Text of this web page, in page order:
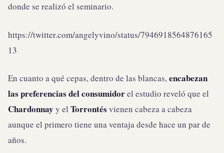
donde se realizó el seminario.
https://twitter.com/angelyvino/status/7946918564876165
13
En cuanto a qué cepas, dentro de las blancas,encabezan
las preferencias del consumidorel estudio reveló que el
Chardonnay y el Torrontés vienen cabeza a cabeza
aunque el primero tiene una ventaja desde hace un par de
años.